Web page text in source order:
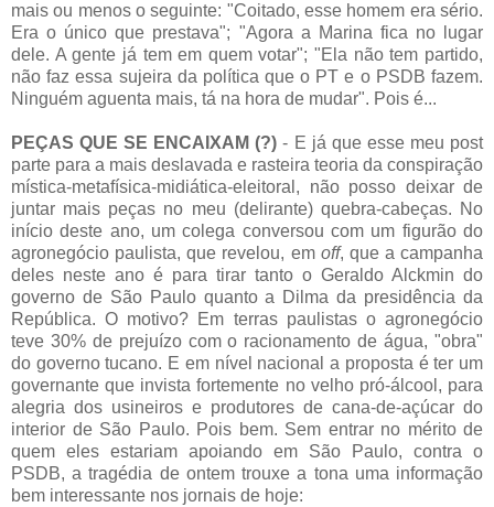
mais ou menos o seguinte: "Coitado, esse homem era sério.
Era o único que prestava"; "Agora a Marina fica no lugar
dele. A gente já tem em quem votar"; "Ela não tem partido,
não faz essa sujeira da política que o PT e o PSDB fazem.
Ninguém aguenta mais, tá na hora de mudar". Pois é...
PEÇAS QUE SE ENCAIXAM (?) - E já que esse meu post
parte para a mais deslavada e rasteira teoria da conspiração
mística-metafísica-midiática-eleitoral, não posso deixar de
juntar mais peças no meu (delirante) quebra-cabeças. No
início deste ano, um colega conversou com um figurão do
agronegócio paulista, que revelou, em off, que a campanha
deles neste ano é para tirar tanto o Geraldo Alckmin do
governo de São Paulo quanto a Dilma da presidência da
República. O motivo? Em terras paulistas o agronegócio
teve 30% de prejuízo com o racionamento de água, "obra"
do governo tucano. E em nível nacional a proposta é ter um
governante que invista fortemente no velho pró-álcool, para
alegria dos usineiros e produtores de cana-de-açúcar do
interior de São Paulo. Pois bem. Sem entrar no mérito de
quem eles estariam apoiando em São Paulo, contra o
PSDB, a tragédia de ontem trouxe a tona uma informação
bem interessante nos jornais de hoje: